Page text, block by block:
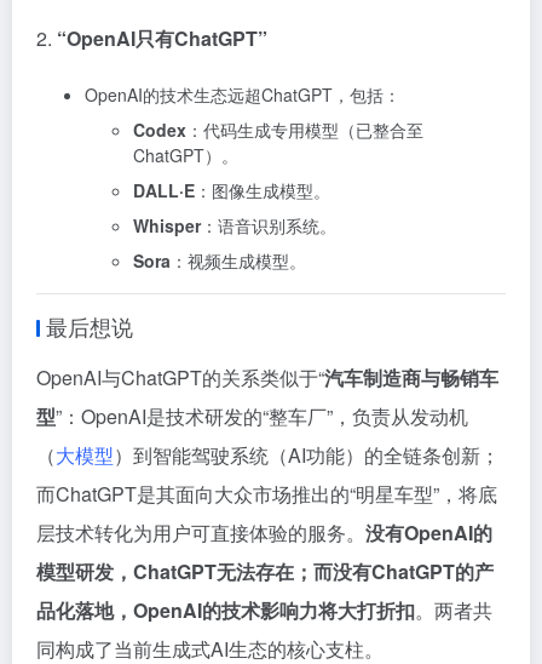
2. “OpenAI只有ChatGPT”
OpenAI的技术生态远超ChatGPT，包括：
Codex ：代码生成专用模型（已整合至
ChatGPT）。
DALL·E ：图像生成模型。
Whisper：语音识别系统。
Sora ：视频生成模型。
最后想说
OpenAI与ChatGPT的关系类似于“汽车制造商与畅销车
型”：OpenAI是技术研发的“整车厂”，负责从发动机
（大模型）到智能驾驶系统（AI功能）的全链条创新；
而ChatGPT是其面向大众市场推出的“明星车型”，将底
层技术转化为用户可直接体验的服务。 没有OpenAI的
模型研发，ChatGPT无法存在；而没有ChatGPT的产
品化落地，OpenAI的技术影响力将大打折扣。两者共
同构成了当前生成式AI生态的核心支柱。